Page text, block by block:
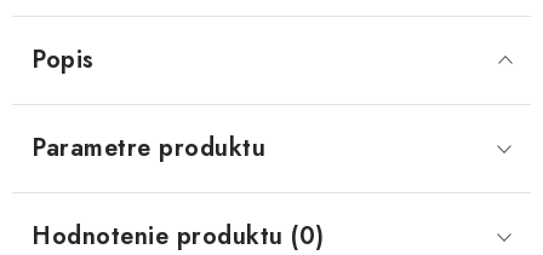
Popis
Parametre produktu
Hodnotenie produktu (0)